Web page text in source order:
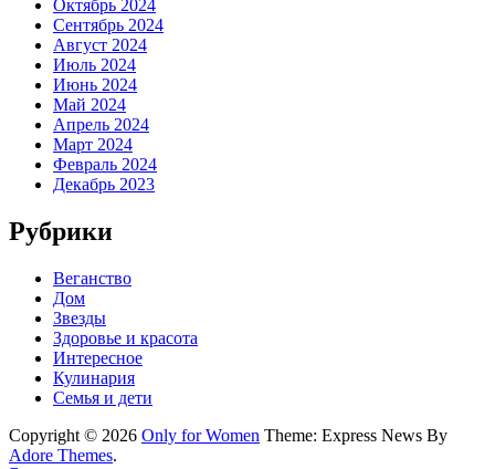
Октябрь 2024
Сентябрь 2024
Август 2024
Июль 2024
Июнь 2024
Май 2024
Апрель 2024
Март 2024
Февраль 2024
Декабрь 2023
Рубрики
Веганство
Дом
Звезды
Здоровье и красота
Интересное
Кулинария
Семья и дети
Copyright © 2026 Only for Women Theme: Express News By
Adore Themes.